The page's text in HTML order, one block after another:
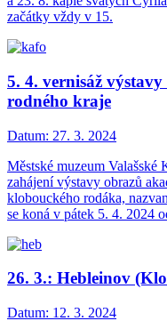
začátky vždy v 15.
5. 4. vernisáž
rodného kraje
Datum: 27. 3. 2024
Městské muzeum Valašské
zahájení výstavy obrazů
klobouckého rodáka,
se koná v pátek 5. 4. 2024
26. 3.: Hebleinov
Datum: 12. 3. 2024